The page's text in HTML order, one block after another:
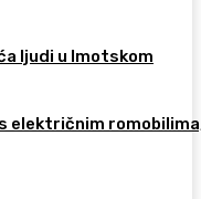
ljudi u Imotskom
električnim